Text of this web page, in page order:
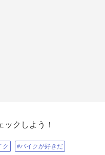
クしよう！
ク #バイクが好きだ